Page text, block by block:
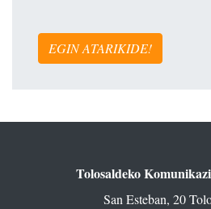
EGIN ATARIKIDE!
Tolosaldeko
San Esteban, 20